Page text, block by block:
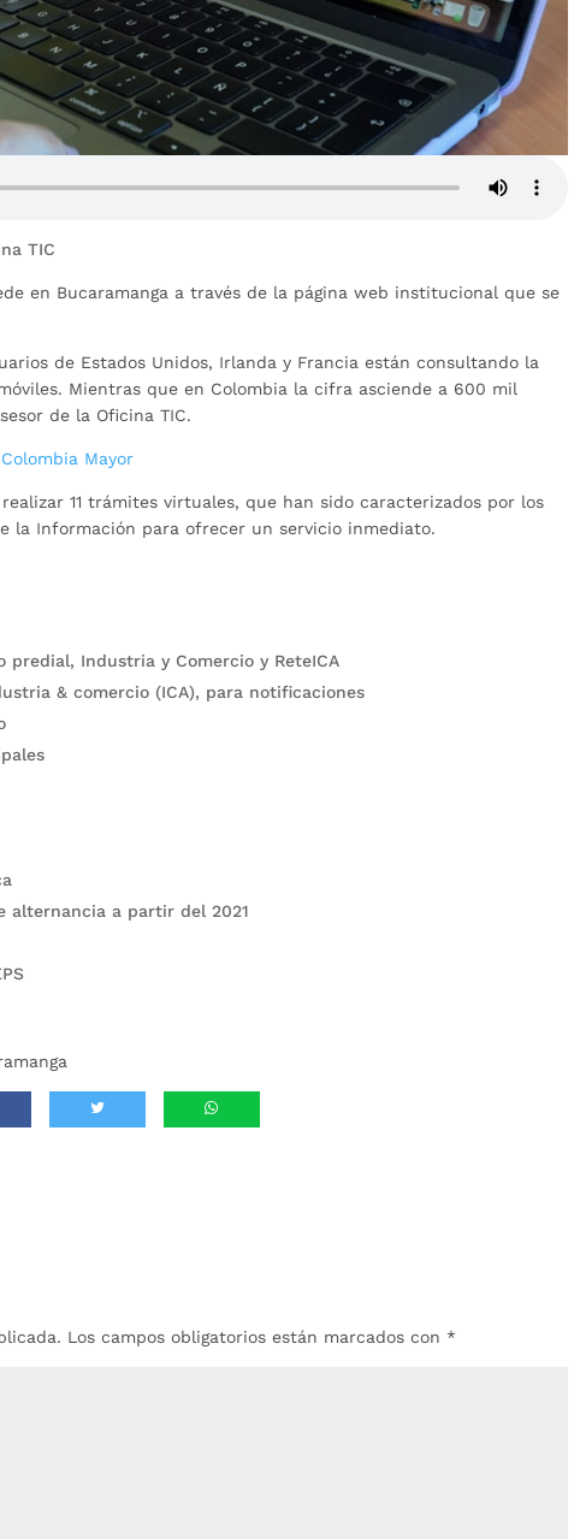
TIC
en Bucaramanga a través de la página web institucional que se
de Estados Unidos, Irlanda y Francia están consultando la
Mientras que en Colombia la cifra asciende a 600 mil
de la Oficina TIC.
Mayor
11 trámites virtuales, que han sido caracterizados por los
la Información para ofrecer un servicio inmediato.
predial, Industria y Comercio y ReteICA
& comercio (ICA), para notificaciones
alternancia a partir del 2021
Los campos obligatorios están marcados con *